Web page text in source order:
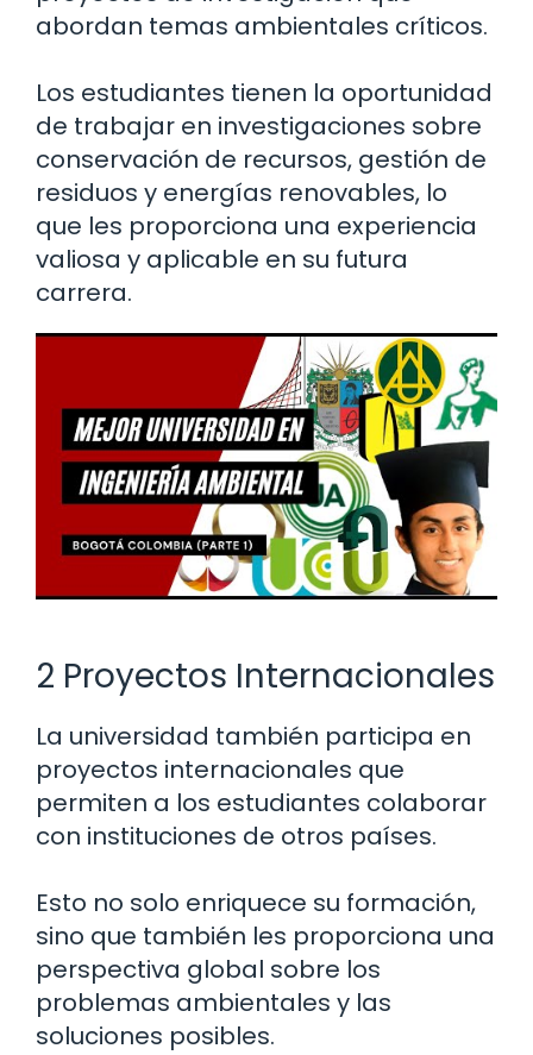
abordan temas ambientales críticos.
Los estudiantes tienen la oportunidad
de trabajar en investigaciones sobre
conservación de recursos, gestión de
residuos y energías renovables, lo
que les proporciona una experiencia
valiosa y aplicable en su futura
carrera.
2 Proyectos Internacionales
La universidad también participa en
proyectos internacionales que
permiten a los estudiantes colaborar
con instituciones de otros países.
Esto no solo enriquece su formación,
sino que también les proporciona una
perspectiva global sobre los
problemas ambientales y las
soluciones posibles.